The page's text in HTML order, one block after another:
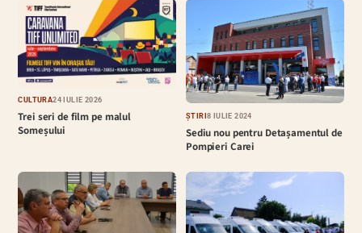
CULTURĂ24 IULIE 2026
Trei seri de film pe malul
Someșului
ȘTIRI8 IULIE 2024
Sediu nou pentru Detașamentul de
Pompieri Carei